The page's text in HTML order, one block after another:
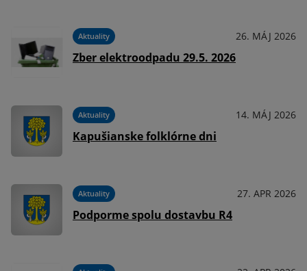
Aktuality 26. MÁJ 2026
Zber elektroodpadu 29.5. 2026
Aktuality 14. MÁJ 2026
Kapušianske folklórne dni
Aktuality 27. APR 2026
Podporme spolu dostavbu R4